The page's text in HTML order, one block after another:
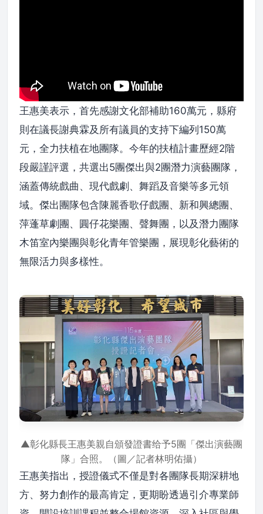
王惠美表示，首先感謝文化部補助160萬元，縣府
則在議長謝典霖及所有議員的支持下編列150萬
元，全力扶植在地團隊。今年的扶植計畫歷經2階
段嚴謹評選，共選出5團傑出與2團潛力演藝團隊，
涵蓋傳統戲曲、現代戲劇、舞蹈及音樂等多元領
域。傑出團隊包含陳麗香歌仔戲團、新和興總團、
萍蓬草劇團、圓仔花樂團、聲舞團，以及潛力團隊
木笛室內樂團與彰化青年管樂團，展現彰化藝術的
無限活力與多樣性。
▲彰化縣長王惠美親自頒發證書给予5團「傑出演藝團
隊」合照。（圖／記者林明佑攝）
王惠美指出，授證儀式不僅是對各團隊長期深耕地
方、努力創作的最高肯定，更期盼透過引介專業師